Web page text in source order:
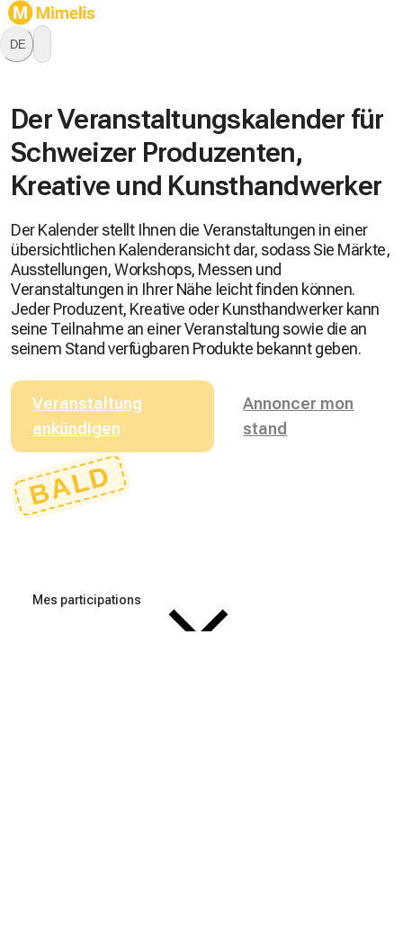
DE
Der Veranstaltungskalender für
Schweizer Produzenten,
Kreative und Kunsthandwerker
Der Kalender stellt Ihnen die Veranstaltungen in einer
übersichtlichen Kalenderansicht dar, sodass Sie Märkte,
Ausstellungen, Workshops, Messen und
Veranstaltungen in Ihrer Nähe leicht finden können.
Jeder Produzent, Kreative oder Kunsthandwerker kann
seine Teilnahme an einer Veranstaltung sowie die an
seinem Stand verfügbaren Produkte bekannt geben.
Veranstaltung
ankündigen
Annoncer mon
stand
BALD
Mes participations